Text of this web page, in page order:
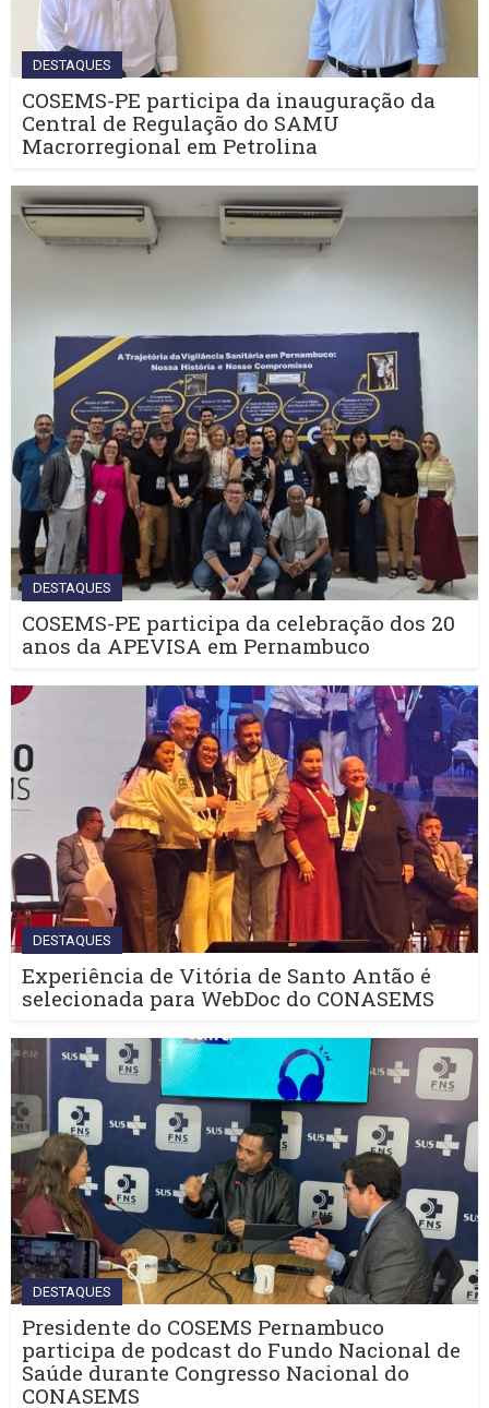
DESTAQUES
COSEMS-PE participa da inauguração da
Central de Regulação do SAMU
Macrorregional em Petrolina
DESTAQUES
COSEMS-PE participa da celebração dos 20
anos da APEVISA em Pernambuco
DESTAQUES
Experiência de Vitória de Santo Antão é
selecionada para WebDoc do CONASEMS
DESTAQUES
Presidente do COSEMS Pernambuco
participa de podcast do Fundo Nacional de
Saúde durante Congresso Nacional do
CONASEMS